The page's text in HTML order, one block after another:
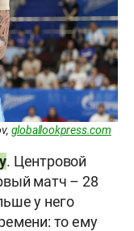
globallookpress.com
. Центровой
матч – 28
у него
то ему